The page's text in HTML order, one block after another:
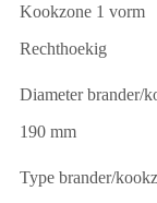
Kookzone 1 vorm
Rechthoekig
Diameter brander/
190 mm
Type brander/